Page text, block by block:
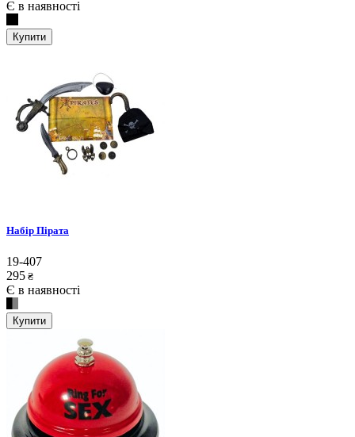
Є в наявності
Купити
Набір Пірата
19-407
295 ₴
Є в наявності
Купити